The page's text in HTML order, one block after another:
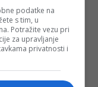
podatke na
s tim, u
Potražite vezu pri
za upravljanje
privatnosti i